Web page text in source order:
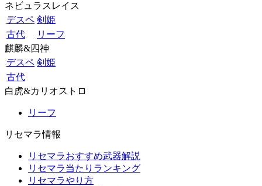
ネビュラスレイス
デスペ 剣姫
古代
リーフ
麒麟&四神
デスペ 剣姫
古代
白虎&カリオストロ
リーフ
リセマラ情報
リセマラおすすめ武器解説
リセマラ当たりランキング
リセマラやり方